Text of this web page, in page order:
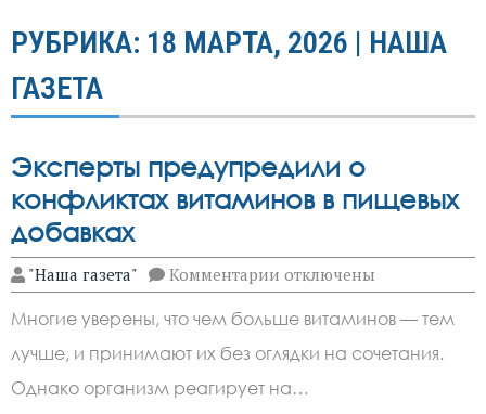
РУБРИКА: 18 МАРТА, 2026 | НАША
ГАЗЕТА
Эксперты предупредили о
конфликтах витаминов в пищевых
добавках
"Наша газета" Комментарии к
записи
предупредили
о
конфликтах
витаминов
в
отключены
Многие уверены, что чем больше витаминов — тем
лучше, и принимают их без оглядки на сочетания.
Однако организм реагирует на…